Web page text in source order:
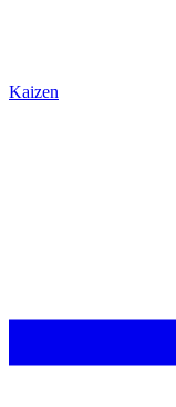
Kaizen